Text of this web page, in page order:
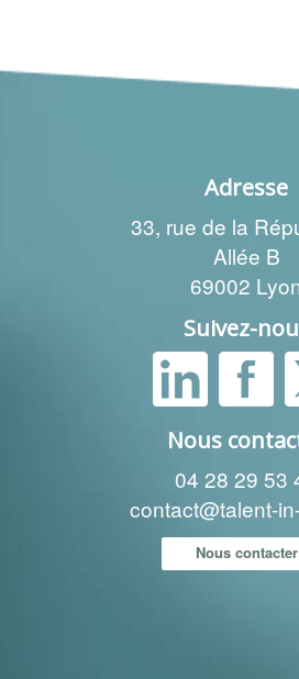
Adresse
33, rue de la
Allée B
69002
Suivez-
Nous
04 28 29 53
contact@talent-
Nous contacter